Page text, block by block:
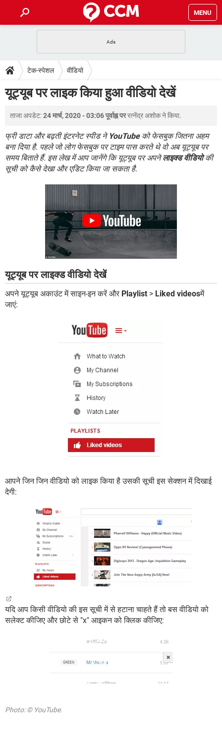
MENU
फोन पर अकाउंट बैलेंस चेक
WhatsApp Hack हो गया? Lucky Patcher यूज करें
टेक-स्पेशल
2020 के फ्री एंटीवायरस
बेस्ट फ्री ऑनलाइन गेम्स
डाउनलोड
FORUM
TikTok Account Freeze हो गया JioPhone में TikTok डाउनलोड
SBI बैंक अकाउंट नंबर पता करें
एनसाइक्लोपीडिया
केबल और कनेक्टर्स कंप्यूटर बस
सीरियल और पैरलल पोर्ट
टेक-स्पेशल वीडियो
यूट्यूब पर लाइक किया हुआ वीडियो देखें
ताजा अपडेट:24 मार्च, 2020 - 03:06 पूर्वाह्न पररत्नेंद्र अशोकने किया.
फ्री डाटा और बढ़ती इंटरनेट स्पीड ने YouTubeको फेसबुक जितना अहम
बना दिया है. पहले जो लोग फेसबुक पर टाइम पास करते थे वो अब यूट्यूब पर
समय बिताते हैं. इस लेख में आप जानेंगे कि यूट्यूब पर अपनेलाइक्ड वीडियोकी
सूची को कैसे देखा और एडिट किया जा सकता है.
यूट्यूब पर लाइक्ड वीडियो देखें
अपने यूट्यूब अकाउंट में साइन-इन करें और Playlist > Liked videosमें
जाएं:
आपने जिन जिन वीडियो को लाइक किया है उसकी सूची इस सेक्शन में दिखाई
देगी:
यदि आप किसी वीडियो की इस सूची में से हटाना चाहते हैं तो बस वीडियो को
सलेक्ट कीजिए और छोटे से "x" आइकन को क्लिक कीजिए:
Photo: © YouTube.